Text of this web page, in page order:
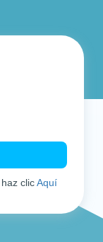
clicAquí